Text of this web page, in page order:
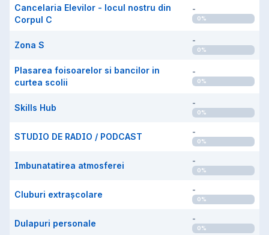
Cancelaria Elevilor - locul nostru din
Corpul C
-
0%
Zona S -
0%
Plasarea foisoarelor si bancilor in
curtea scolii
-
0%
Skills Hub -
0%
STUDIO DE RADIO / PODCAST -
0%
Imbunatatirea atmosferei -
0%
Cluburi extrașcolare -
0%
Dulapuri personale -
0%